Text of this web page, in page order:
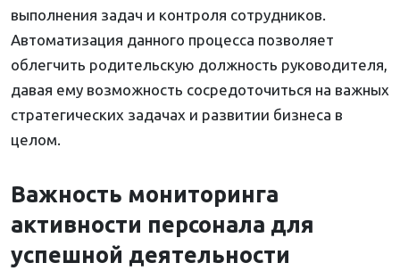
выполнения задач и контроля сотрудников.
Автоматизация данного процесса позволяет
облегчить родительскую должность руководителя,
давая ему возможность сосредоточиться на важных
стратегических задачах и развитии бизнеса в
целом.
Важность мониторинга
активности персонала для
успешной деятельности